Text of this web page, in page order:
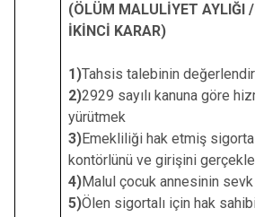
(ÖLÜM MALULİYET AYLIĞI
İKİNCİ KARAR)
1)Tahsis talebinin
2)2929 sayılı kanuna göre
yürütmek
3)Emekliliği hak etmiş
kontörlünü ve girişini
4)Malul çocuk annesinin
5)Ölen sigortalı için hak